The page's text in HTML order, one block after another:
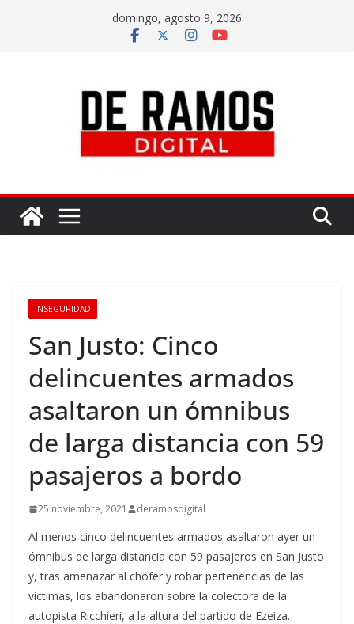
domingo, agosto 9, 2026
INSEGURIDAD
San Justo: Cinco
delincuentes armados
asaltaron un ómnibus
de larga distancia con 59
pasajeros a bordo
25 noviembre, 2021 deramosdigital
Al menos cinco delincuentes armados asaltaron ayer un
ómnibus de larga distancia con 59 pasajeros en San Justo
y, tras amenazar al chofer y robar pertenencias de las
víctimas, los abandonaron sobre la colectora de la
autopista Ricchieri, a la altura del partido de Ezeiza.